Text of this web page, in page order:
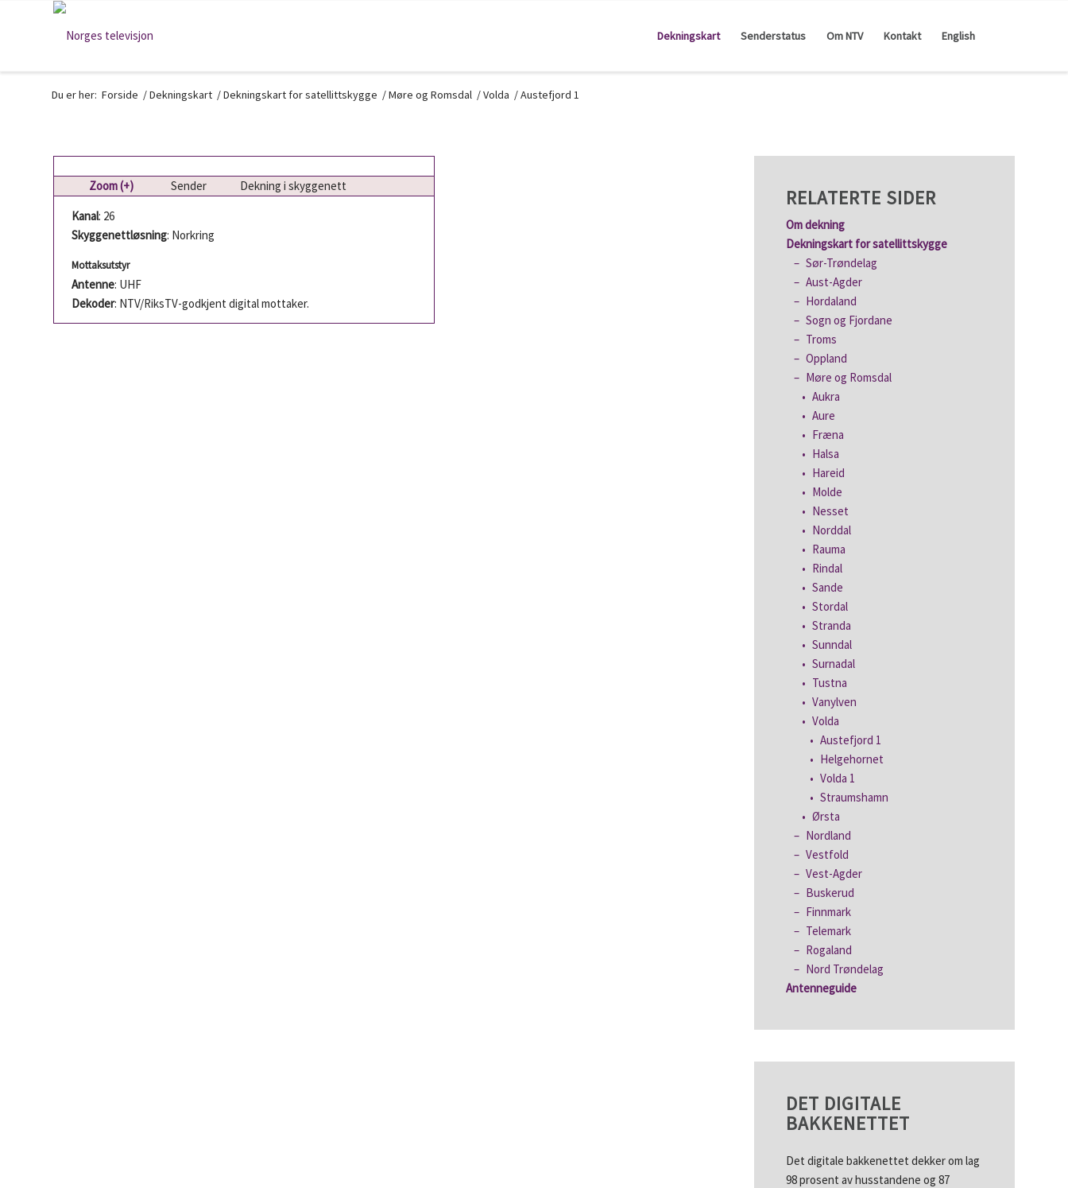
Dekningskart Senderstatus Om NTV Kontakt English
Du er her: Forside /Dekningskart /Dekningskart for satellittskygge /Møre og Romsdal /Volda /Austefjord 1
Zoom (+) Sender
Dekning i skyggenett
Kanal: 26
Skyggenettløsning: Norkring
Mottaksutstyr
Antenne: UHF
Dekoder: NTV/RiksTV-godkjent digital mottaker.
RELATERTE SIDER
Om dekning
Dekningskart for satellittskygge
Sør-Trøndelag
Aust-Agder
Hordaland
Sogn og Fjordane
Troms
Oppland
Møre og Romsdal
Aukra
Aure
Fræna
Halsa
Hareid
Molde
Nesset
Norddal
Rauma
Rindal
Sande
Stordal
Stranda
Sunndal
Surnadal
Tustna
Vanylven
Volda
Austefjord 1
Helgehornet
Volda 1
Straumshamn
Ørsta
Nordland
Vestfold
Vest-Agder
Buskerud
Finnmark
Telemark
Rogaland
Nord Trøndelag
Antenneguide
DET DIGITALE
BAKKENETTET
Det digitale bakkenettet dekker om lag
98 prosent av husstandene og 87